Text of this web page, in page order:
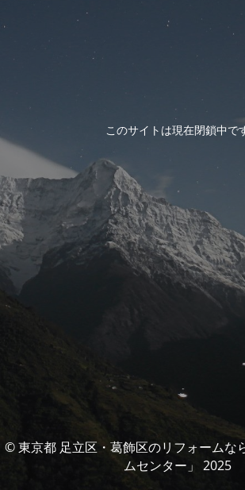
このサイトは現在閉鎖中で
© 東京都 足立区・葛飾区のリフォームな
ムセンター」 2025